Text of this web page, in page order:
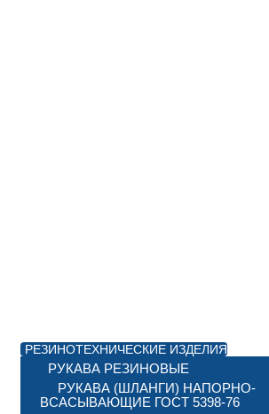
РЕЗИНОТЕХНИЧЕСКИЕ ИЗДЕЛИЯ
РУКАВА РЕЗИНОВЫЕ
РУКАВА (ШЛАНГИ) НАПОРНО-
ВСАСЫВАЮЩИЕ ГОСТ 5398-76